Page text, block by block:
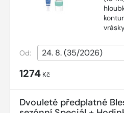
Od:
1274 Kč
Dvouleté předplatné